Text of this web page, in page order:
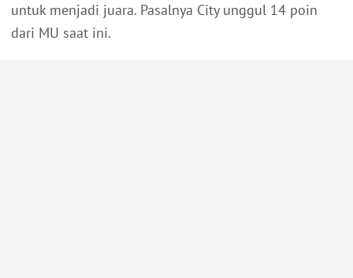
untuk menjadi juara. Pasalnya City unggul 14 poin
dari MU saat ini.